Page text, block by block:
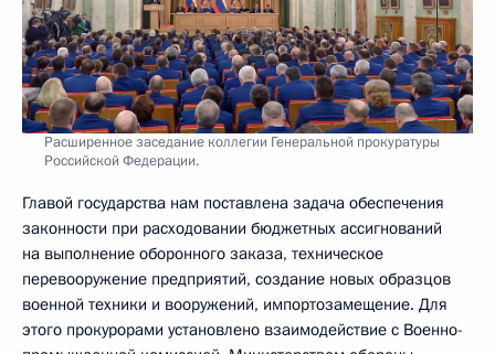
Расширенное заседание коллегии Генеральной прокуратуры
Российской Федерации.
Главой государства нам поставлена задача обеспечения
законности при расходовании бюджетных ассигнований
на выполнение оборонного заказа, техническое
перевооружение предприятий, создание новых образцов
военной техники и вооружений, импортозамещение. Для
этого прокурорами установлено взаимодействие с Военно-